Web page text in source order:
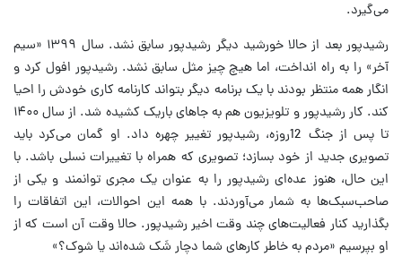
می‌گیرد.
رشیدپور بعد از حالا خورشید دیگر رشیدپور سابق نشد. سال ۱۳۹۹ «سیم
آخر» را به راه انداخت، اما هیچ چیز مثل سابق نشد. رشیدپور افول کرد و
انگار همه منتظر بودند با یک برنامه دیگر بتواند کارنامه کاری خودش را احیا
کند. کار رشیدپور و تلویزیون هم به جاهای باریک کشیده شد. از سال ۱۴۰۰
تا پس از جنگ 12‌روزه، رشیدپور تغییر چهره داد. او گمان می‌کرد باید
تصویری جدید از خود بسازد؛ تصویری که همراه با تغییرات نسلی باشد. با
این حال، هنوز عده‌ای رشیدپور را به عنوان یک مجری توانمند و یکی از
صاحب‌سبک‌ها به شمار می‌آوردند. با همه این احوالات، این اتفاقات را
بگذارید کنار فعالیت‌های چند وقت اخیر رشیدپور. حالا وقت آن است که از
او بپرسیم «مردم به خاطر کارهای شما دچار شَک شده‌اند یا شوک؟»